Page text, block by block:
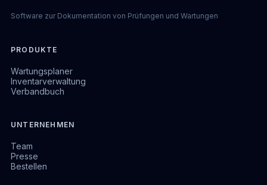
Software zur Dokumentation von Prüfungen und Wartungen
PRODUKTE
Wartungsplaner
Inventarverwaltung
Verbandbuch
UNTERNEHMEN
Team
Presse
Bestellen